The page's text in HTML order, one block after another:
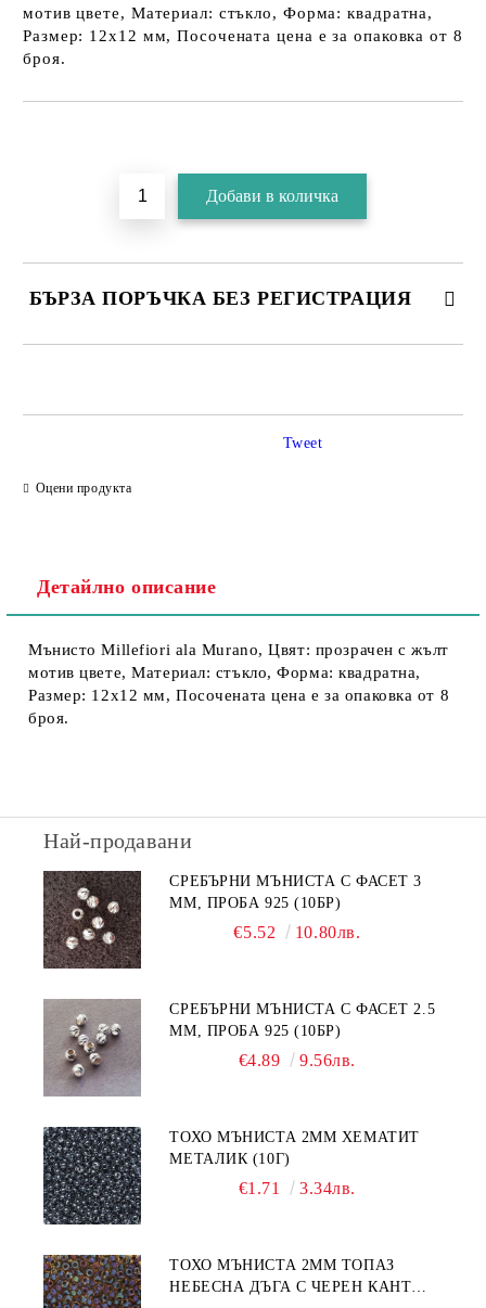
мотив цвете, Материал: стъкло, Форма: квадратна,
Размер: 12х12 мм, Посочената цена е за опаковка от 8
броя.
БЪРЗА ПОРЪЧКА БЕЗ РЕГИСТРАЦИЯ
Оцени продукта
Tweet
Детайлно описание
Мънисто Millefiori ala Murano, Цвят: прозрачен с жълт
мотив цвете, Материал: стъкло, Форма: квадратна,
Размер: 12х12 мм, Посочената цена е за опаковка от 8
броя.
Най-продавани
СРЕБЪРНИ МЪНИСТА С ФАСЕТ 3
ММ, ПРОБА 925 (10БР)
€5.52 10.80лв.
СРЕБЪРНИ МЪНИСТА С ФАСЕТ 2.5
ММ, ПРОБА 925 (10БР)
€4.89 9.56лв.
ТОХО МЪНИСТА 2ММ ХЕМАТИТ
МЕТАЛИК (10Г)
€1.71 3.34лв.
ТОХО МЪНИСТА 2ММ ТОПАЗ
НЕБЕСНА ДЪГА С ЧЕРЕН КАНТ